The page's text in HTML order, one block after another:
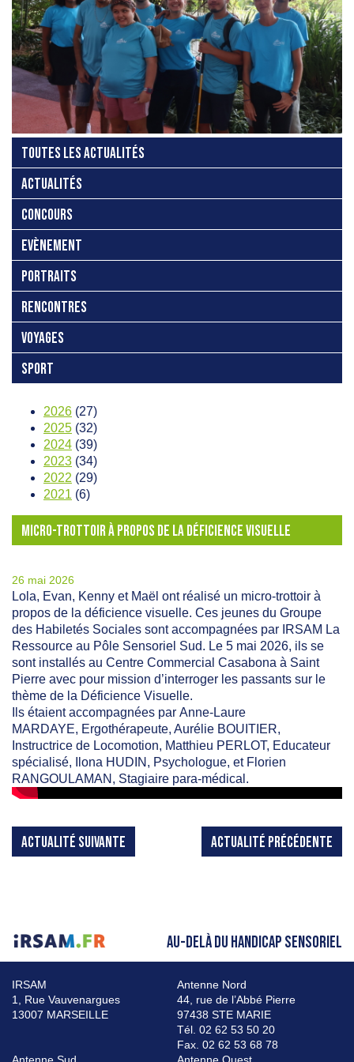
TOUTES LES ACTUALITÉS
ACTUALITÉS
CONCOURS
EVÈNEMENT
PORTRAITS
RENCONTRES
VOYAGES
SPORT
2026 (27)
2025 (32)
2024 (39)
2023 (34)
2022 (29)
2021 (6)
MICRO-TROTTOIR À PROPOS DE LA DÉFICIENCE VISUELLE
26 mai 2026
Lola, Evan, Kenny et Maël ont réalisé un micro-trottoir à
propos de la déficience visuelle. Ces jeunes du Groupe
des Habiletés Sociales sont accompagnées par IRSAM La
Ressource au Pôle Sensoriel Sud. Le 5 mai 2026, ils se
sont installés au Centre Commercial Casabona à Saint
Pierre avec pour mission d’interroger les passants sur le
thème de la Déficience Visuelle.
Ils étaient accompagnées par Anne-Laure
MARDAYE, Ergothérapeute, Aurélie BOUITIER,
Instructrice de Locomotion, Matthieu PERLOT, Educateur
spécialisé, Ilona HUDIN, Psychologue, et Florien
RANGOULAMAN, Stagiaire para-médical.
ACTUALITÉ SUIVANTE ACTUALITÉ PRÉCÉDENTE
AU-DELÀ DU HANDICAP SENSORIEL
IRSAM
1, Rue Vauvenargues
13007 MARSEILLE
Antenne Nord
44, rue de l’Abbé Pierre
97438 STE MARIE
Tél. 02 62 53 50 20
Fax. 02 62 53 68 78